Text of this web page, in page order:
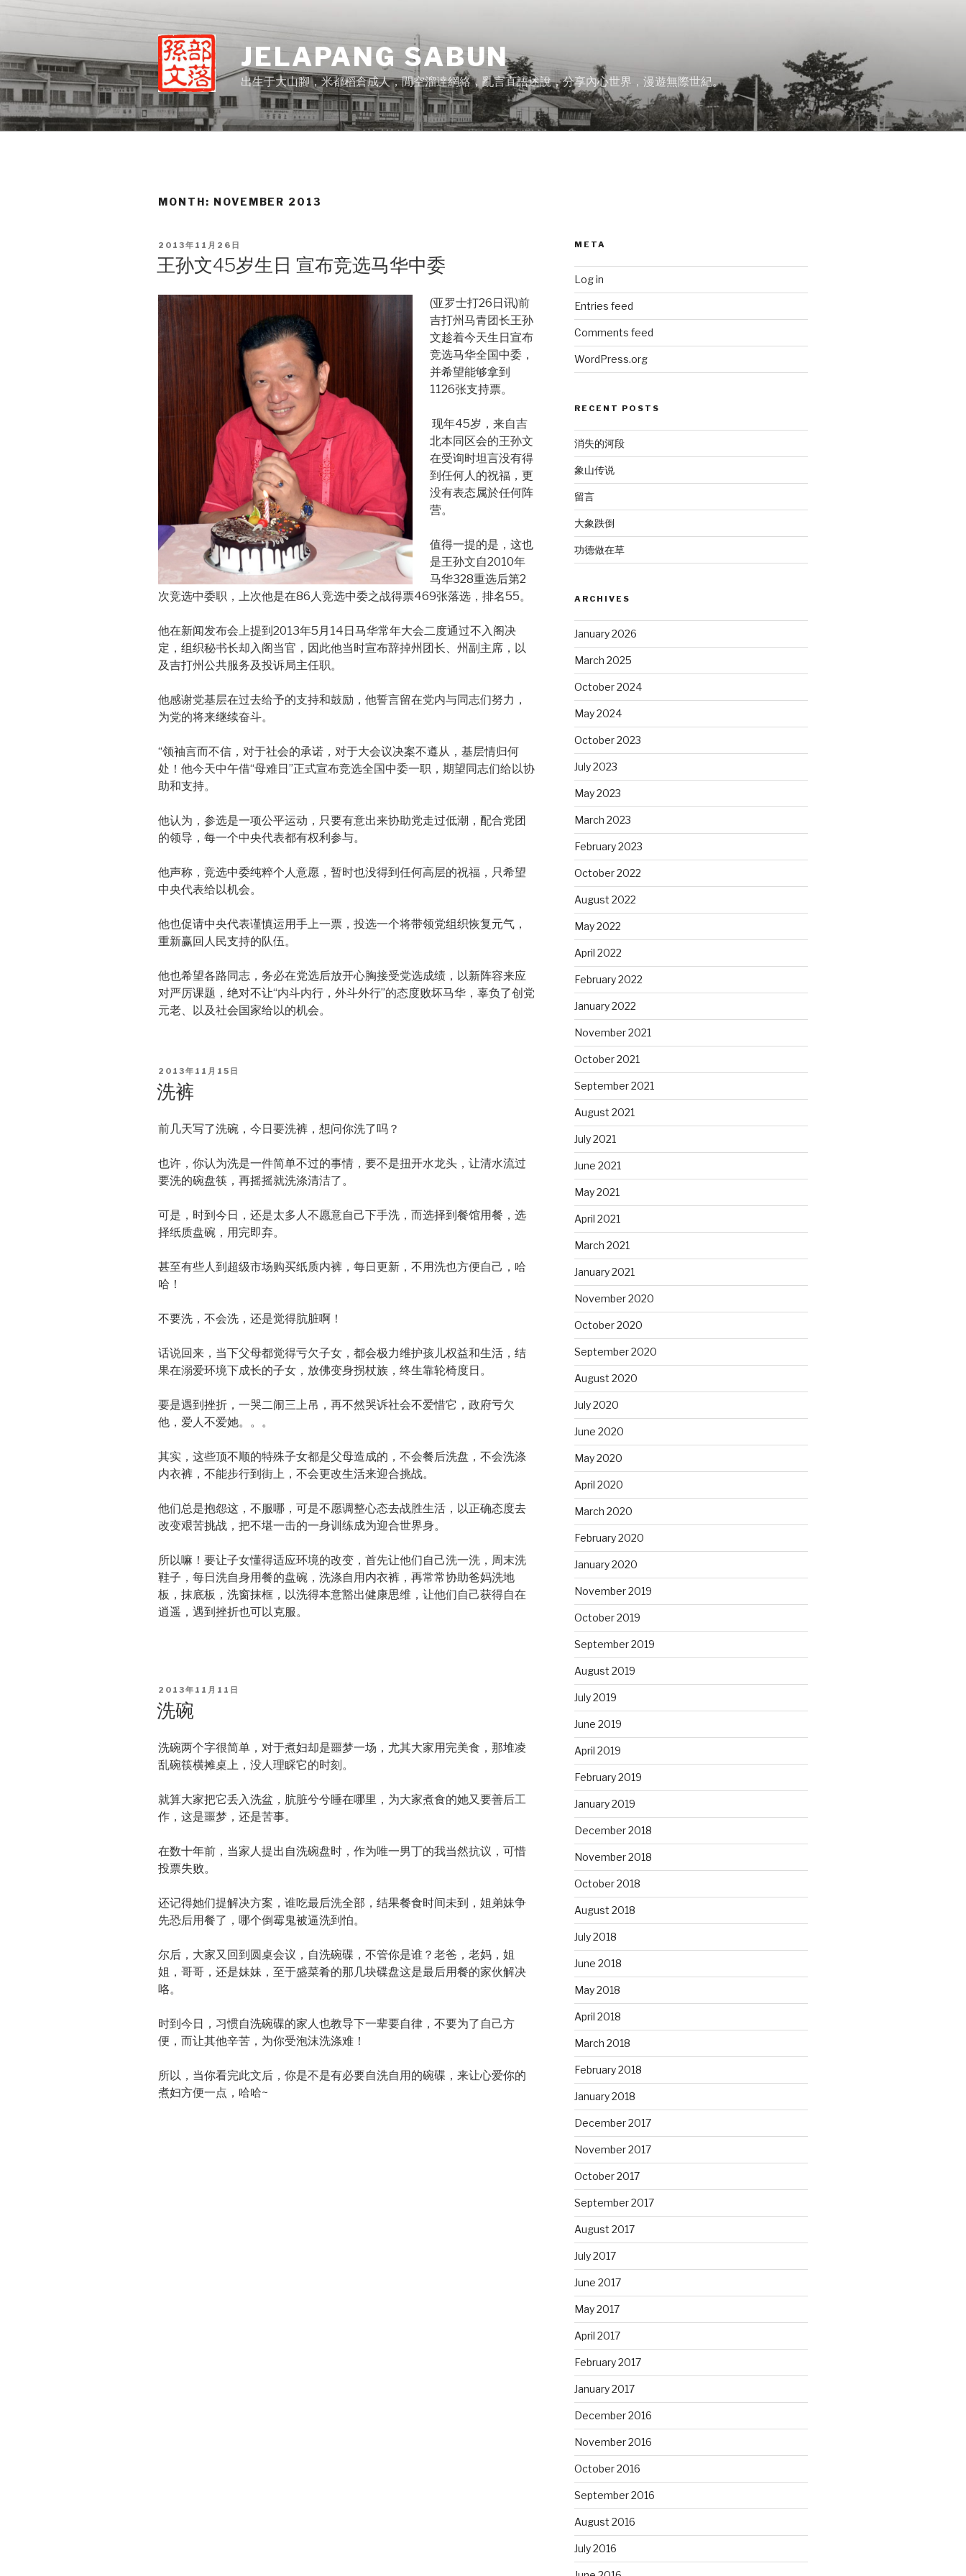
JELAPANG SABUN
出生于大山腳，米都稻倉成人，閒空溜達網絡，亂言直語述說，分享內心世界，漫遊無際世紀。
MONTH: NOVEMBER 2013
POSTED
ON
2013年11月26日
王孙文45岁生日 宣布竞选马华中委
(亚罗士打26日讯)前
吉打州马青团长王孙
文趁着今天生日宣布
竞选马华全国中委，
并希望能够拿到
1126张支持票。
现年45岁，来自吉
北本同区会的王孙文
在受询时坦言没有得
到任何人的祝福，更
没有表态属於任何阵
营。
值得一提的是，这也
是王孙文自2010年
马华328重选后第2
次竞选中委职，上次他是在86人竞选中委之战得票469张落选，排名55。
他在新闻发布会上提到2013年5月14日马华常年大会二度通过不入阁决
定，组织秘书长却入阁当官，因此他当时宣布辞掉州团长、州副主席，以
及吉打州公共服务及投诉局主任职。
他感谢党基层在过去给予的支持和鼓励，他誓言留在党内与同志们努力，
为党的将来继续奋斗。
“领袖言而不信，对于社会的承诺，对于大会议决案不遵从，基层情归何
处！他今天中午借“母难日”正式宣布竞选全国中委一职，期望同志们给以协
助和支持。
他认为，参选是一项公平运动，只要有意出来协助党走过低潮，配合党团
的领导，每一个中央代表都有权利参与。
他声称，竞选中委纯粹个人意愿，暂时也没得到任何高层的祝福，只希望
中央代表给以机会。
他也促请中央代表谨慎运用手上一票，投选一个将带领党组织恢复元气，
重新赢回人民支持的队伍。
他也希望各路同志，务必在党选后放开心胸接受党选成绩，以新阵容来应
对严厉课题，绝对不让“内斗内行，外斗外行”的态度败坏马华，辜负了创党
元老、以及社会国家给以的机会。
POSTED
ON
2013年11月15日
洗裤
前几天写了洗碗，今日要洗裤，想问你洗了吗？
也许，你认为洗是一件简单不过的事情，要不是扭开水龙头，让清水流过
要洗的碗盘筷，再摇摇就洗涤清洁了。
可是，时到今日，还是太多人不愿意自己下手洗，而选择到餐馆用餐，选
择纸质盘碗，用完即弃。
甚至有些人到超级市场购买纸质内裤，每日更新，不用洗也方便自己，哈
哈！
不要洗，不会洗，还是觉得肮脏啊！
话说回来，当下父母都觉得亏欠子女，都会极力维护孩儿权益和生活，结
果在溺爱环境下成长的子女，放佛变身拐杖族，终生靠轮椅度日。
要是遇到挫折，一哭二闹三上吊，再不然哭诉社会不爱惜它，政府亏欠
他，爱人不爱她。。。
其实，这些顶不顺的特殊子女都是父母造成的，不会餐后洗盘，不会洗涤
内衣裤，不能步行到街上，不会更改生活来迎合挑战。
他们总是抱怨这，不服哪，可是不愿调整心态去战胜生活，以正确态度去
改变艰苦挑战，把不堪一击的一身训练成为迎合世界身。
所以嘛！要让子女懂得适应环境的改变，首先让他们自己洗一洗，周末洗
鞋子，每日洗自身用餐的盘碗，洗涤自用内衣裤，再常常协助爸妈洗地
板，抹底板，洗窗抹框，以洗得本意豁出健康思维，让他们自己获得自在
逍遥，遇到挫折也可以克服。
POSTED
ON
2013年11月11日
洗碗
洗碗两个字很简单，对于煮妇却是噩梦一场，尤其大家用完美食，那堆凌
乱碗筷横摊桌上，没人理睬它的时刻。
就算大家把它丢入洗盆，肮脏兮兮睡在哪里，为大家煮食的她又要善后工
作，这是噩梦，还是苦事。
在数十年前，当家人提出自洗碗盘时，作为唯一男丁的我当然抗议，可惜
投票失败。
还记得她们提解决方案，谁吃最后洗全部，结果餐食时间未到，姐弟妹争
先恐后用餐了，哪个倒霉鬼被逼洗到怕。
尔后，大家又回到圆桌会议，自洗碗碟，不管你是谁？老爸，老妈，姐
姐，哥哥，还是妹妹，至于盛菜肴的那几块碟盘这是最后用餐的家伙解决
咯。
时到今日，习惯自洗碗碟的家人也教导下一辈要自律，不要为了自己方
便，而让其他辛苦，为你受泡沫洗涤难！
所以，当你看完此文后，你是不是有必要自洗自用的碗碟，来让心爱你的
煮妇方便一点，哈哈~
META
Log in
Entries feed
Comments feed
WordPress.org
RECENT POSTS
消失的河段
象山传说
留言
大象跌倒
功德做在草
ARCHIVES
January 2026
March 2025
October 2024
May 2024
October 2023
July 2023
May 2023
March 2023
February 2023
October 2022
August 2022
May 2022
April 2022
February 2022
January 2022
November 2021
October 2021
September 2021
August 2021
July 2021
June 2021
May 2021
April 2021
March 2021
January 2021
November 2020
October 2020
September 2020
August 2020
July 2020
June 2020
May 2020
April 2020
March 2020
February 2020
January 2020
November 2019
October 2019
September 2019
August 2019
July 2019
June 2019
April 2019
February 2019
January 2019
December 2018
November 2018
October 2018
August 2018
July 2018
June 2018
May 2018
April 2018
March 2018
February 2018
January 2018
December 2017
November 2017
October 2017
September 2017
August 2017
July 2017
June 2017
May 2017
April 2017
February 2017
January 2017
December 2016
November 2016
October 2016
September 2016
August 2016
July 2016